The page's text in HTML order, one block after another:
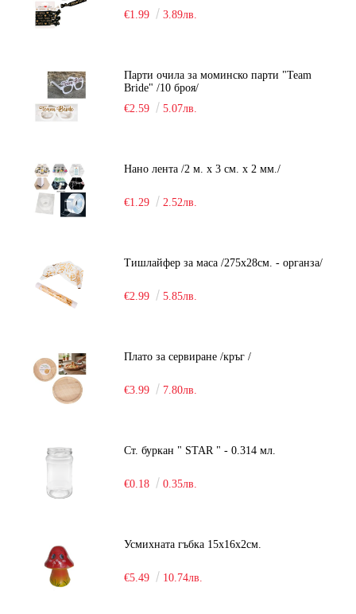
€1.99 3.89лв.
Парти очила за моминско парти "Team
Bride" /10 броя/
€2.59
5.07лв.
Нано лента /2 м. х 3 см. х 2 мм./
€1.29 2.52лв.
Тишлайфер за маса /275х28см. - органза/
€2.99 5.85лв.
Плато за сервиране /кръг /
€3.99 7.80лв.
Ст. буркан " STAR " - 0.314 мл.
€0.18 0.35лв.
Усмихната гъбка 15х16х2см.
€5.49 10.74лв.